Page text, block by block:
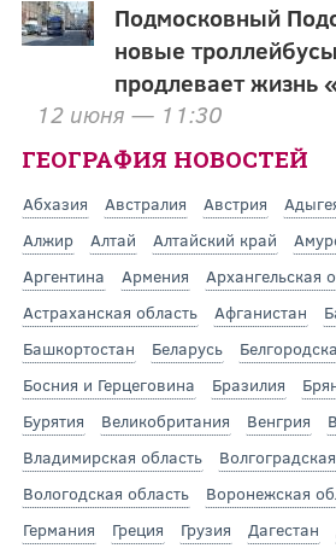
Подмосковный
новые
продлевает жизнь
12 июня — 11:30
ГЕОГРАФИЯ НОВОСТЕЙ
Абхазия Австралия Австрия
Алжир
Алтай Алтайский край
Аргентина
Армения
Архангельская
Астраханская область
Афганистан
Башкортостан
Беларусь
Босния и Герцеговина
Бразилия
Бурятия
Великобритания Венгрия
Владимирская область
Вологодская область
Воронежская
Германия
Греция Грузия Дагестан